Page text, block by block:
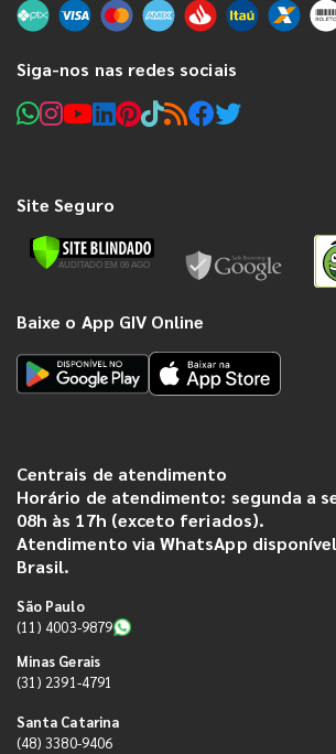
Siga-nos nas redes sociais
Site Seguro
Baixe o App GIV Online
Centrais de atendimento
Horário de atendimento: segunda a
08h às 17h (exceto feriados).
Atendimento via WhatsApp
Brasil.
São Paulo
(11) 4003-9879
Minas Gerais
(31) 2391-4791
Santa Catarina
(48) 3380-9406